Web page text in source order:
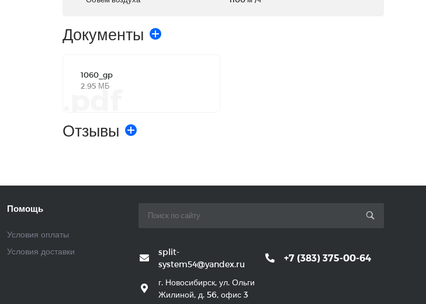
Документы
1060_gp
2.95 МБ
.pdf
Отзывы
Помощь
Условия оплаты
Условия доставки
split-
system54@yandex.ru
+7 (383) 375-00-64
г. Новосибирск, ул. Ольги
Жилиной, д. 56, офис 3